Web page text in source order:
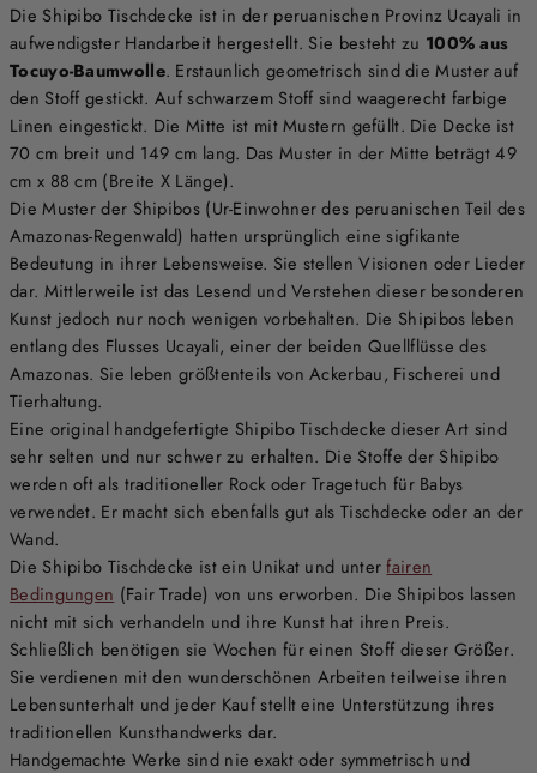
Die Shipibo Tischdecke ist in der peruanischen Provinz Ucayali in
aufwendigster Handarbeit hergestellt. Sie besteht zu 100% aus
Tocuyo-Baumwolle. Erstaunlich geometrisch sind die Muster auf
den Stoff gestickt. Auf schwarzem Stoff sind waagerecht farbige
Linen eingestickt. Die Mitte ist mit Mustern gefüllt. Die Decke ist
70 cm breit und 149 cm lang. Das Muster in der Mitte beträgt 49
cm x 88 cm (Breite X Länge).
Die Muster der Shipibos (Ur-Einwohner des peruanischen Teil des
Amazonas-Regenwald) hatten ursprünglich eine sigfikante
Bedeutung in ihrer Lebensweise. Sie stellen Visionen oder Lieder
dar. Mittlerweile ist das Lesend und Verstehen dieser besonderen
Kunst jedoch nur noch wenigen vorbehalten. Die Shipibos leben
entlang des Flusses Ucayali, einer der beiden Quellflüsse des
Amazonas. Sie leben größtenteils von Ackerbau, Fischerei und
Tierhaltung.
Eine original handgefertigte Shipibo Tischdecke dieser Art sind
sehr selten und nur schwer zu erhalten. Die Stoffe der Shipibo
werden oft als traditioneller Rock oder Tragetuch für Babys
verwendet. Er macht sich ebenfalls gut als Tischdecke oder an der
Wand.
Die Shipibo Tischdecke ist ein Unikat und unterfairen
Bedingungen (Fair Trade) von uns erworben. Die Shipibos lassen
nicht mit sich verhandeln und ihre Kunst hat ihren Preis.
Schließlich benötigen sie Wochen für einen Stoff dieser Größer.
Sie verdienen mit den wunderschönen Arbeiten teilweise ihren
Lebensunterhalt und jeder Kauf stellt eine Unterstützung ihres
traditionellen Kunsthandwerks dar.
Handgemachte Werke sind nie exakt oder symmetrisch und